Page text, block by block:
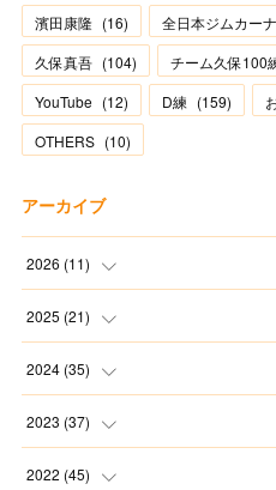
濱田康隆 (16) 全日本ジムカーナ
久保真吾 (104) チーム久保100
YouTube (12) D練 (159)
OTHERS (10)
アーカイブ
2026 (11)
(2
(1
(3
(1
2025 (21)
(1
(1
(2
2024 (35)
(3
(1
2023 (37)
(3
2022 (45)